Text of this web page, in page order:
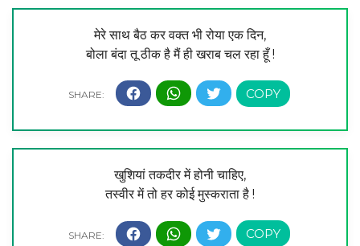
मेरे साथ बैठ कर वक्त भी रोया एक दिन,
बोला बंदा तू ठीक है मैं ही खराब चल रहा हूँ !
खुशियां तकदीर में होनी चाहिए,
तस्वीर में तो हर कोई मुस्कराता है !